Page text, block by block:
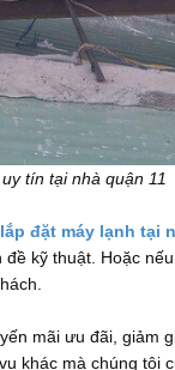
tín tại nhà quận 11
đặt máy lạnh tại
kỹ thuật. Hoặc
mãi ưu đãi, giảm
khác mà chúng tôi